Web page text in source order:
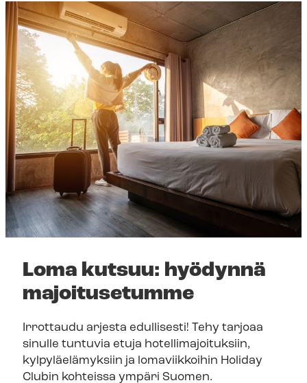
Loma kutsuu: hyödynnä
majoitusetumme
Irrottaudu arjesta edullisesti! Tehy tarjoaa
sinulle tuntuvia etuja ho­tel­li­ma­joi­tuk­siin,
kylpyläelämyksiin ja lomaviikkoihin Holiday
Clubin kohteissa ympäri Suomen.